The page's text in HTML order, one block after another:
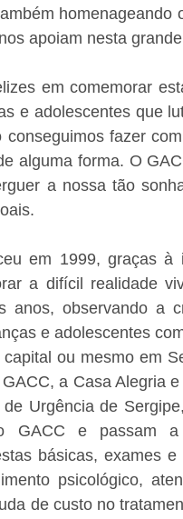
apoiam nesta
em comemorar
e adolescentes que
conseguimos fazer
alguma forma. O
a nossa tão
em 1999, graças
a difícil realidade
anos, observando a
e adolescentes
ou mesmo em
a Casa Alegria
Urgência de
GACC e passam a
básicas, exames
psicológico,
de custo no